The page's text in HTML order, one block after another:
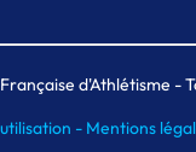
Meeting de Paris indoor
MAIF Ekiden de Paris
d'Athlétisme -
- Mentions